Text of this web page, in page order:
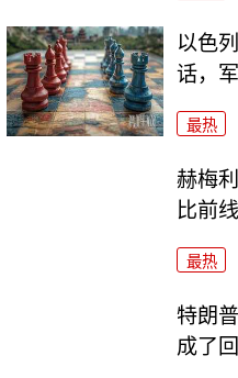
以色
话，
最热
赫梅
比前
最热
特朗
成了